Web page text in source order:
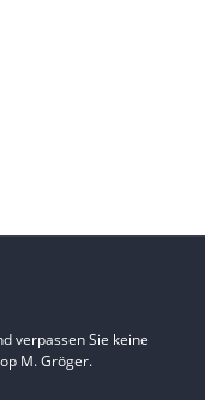
verpassen Sie keine
M. Gröger.